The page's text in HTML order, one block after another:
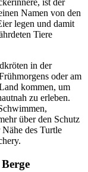
ist der
Namen von den
legen und damit
Tiere
in der
oder am
kommen, um
zu erleben.
über den Schutz
des Turtle